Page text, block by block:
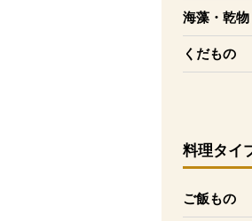
海藻・乾物
を開く
くだもの
を開く
料理タイ
ご飯もの
を開く